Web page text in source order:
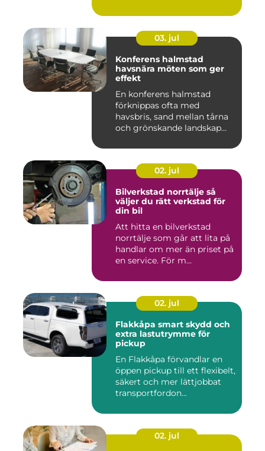
03. jul
Konferens halmstad
havsnära möten som ger
effekt
En konferens halmstad
förknippas ofta med
havsbris, sand mellan tårna
och grönskande landskap
02. jul
Bilverkstad norrtälje så
väljer du rätt verkstad för
din bil
Att hitta en bilverkstad
norrtälje som går att lita på
handlar om mer än priset på
en service. För m...
02. jul
Flakkåpa smart skydd och
extra lastutrymme för
pickup
En Flakkåpa förvandlar en
öppen pickup till ett flexibelt,
säkert och mer lättjobbat
transportfordon...
02. jul